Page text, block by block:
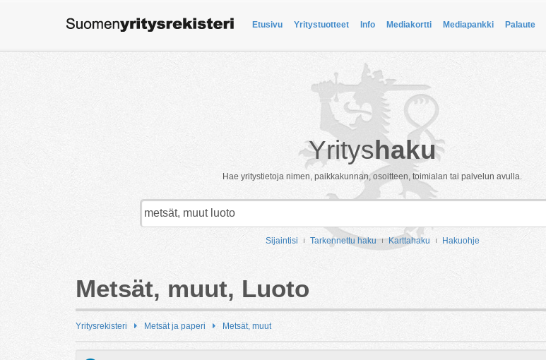
Etusivu Yritystuotteet Info Mediakortti Mediapankki Palaute
Yrityshaku
Hae yritystietoja nimen, paikkakunnan, osoitteen, toimialan tai palvelun avulla.
Sijaintisi Tarkennettu haku Karttahaku Hakuohje
Metsät, muut, Luoto
Yritysrekisteri Metsät ja paperi Metsät, muut